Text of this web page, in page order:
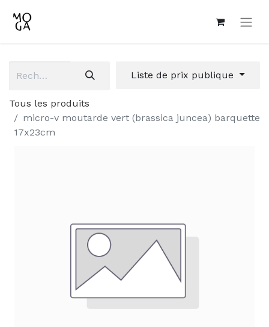
Liste de prix publique
Tous les produits
micro-v moutarde vert (brassica juncea) barquette
17x23cm